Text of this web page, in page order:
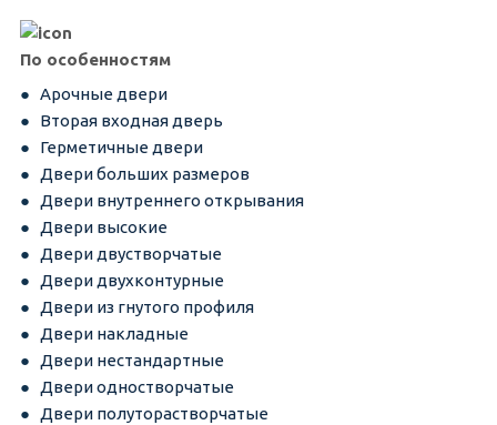
По особенностям
Арочные двери
Вторая входная дверь
Герметичные двери
Двери больших размеров
Двери внутреннего открывания
Двери высокие
Двери двустворчатые
Двери двухконтурные
Двери из гнутого профиля
Двери накладные
Двери нестандартные
Двери одностворчатые
Двери полуторастворчатые